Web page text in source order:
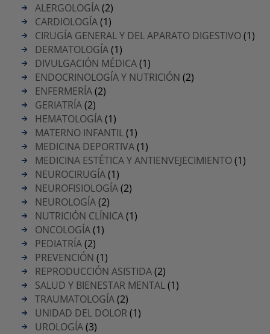
ALERGOLOGÍA(2)
CARDIOLOGÍA(1)
CIRUGÍA GENERAL Y DEL APARATO DIGESTIVO(1)
DERMATOLOGÍA(1)
DIVULGACIÓN MÉDICA(1)
ENDOCRINOLOGÍA Y NUTRICIÓN (2)
ENFERMERÍA(2)
GERIATRÍA(2)
HEMATOLOGÍA(1)
MATERNO INFANTIL(1)
MEDICINA DEPORTIVA(1)
MEDICINA ESTÉTICA Y ANTIENVEJECIMIENTO(1)
NEUROCIRUGÍA(1)
NEUROFISIOLOGÍA(2)
NEUROLOGÍA(2)
NUTRICIÓN CLÍNICA(1)
ONCOLOGÍA(1)
PEDIATRÍA(2)
PREVENCIÓN (1)
REPRODUCCIÓN ASISTIDA(2)
SALUD Y BIENESTAR MENTAL(1)
TRAUMATOLOGÍA(2)
UNIDAD DEL DOLOR(1)
UROLOGÍA(3)